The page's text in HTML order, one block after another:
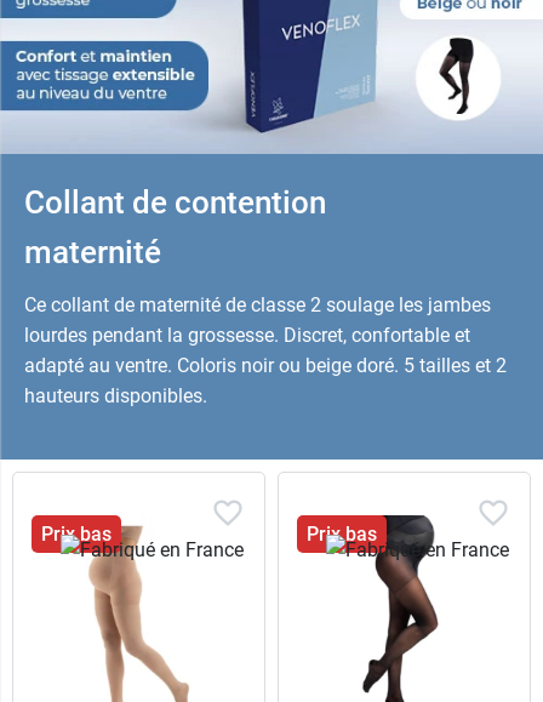
Collant de contention
maternité
Ce collant de maternité de classe 2 soulage les jambes
lourdes pendant la grossesse. Discret, confortable et
adapté au ventre. Coloris noir ou beige doré. 5 tailles et 2
hauteurs disponibles.
Prix bas Prix bas